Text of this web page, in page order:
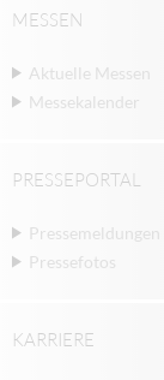
MESSEN
Aktuelle Messen
Messekalender
PRESSEPORTAL
Pressemeldungen
Pressefotos
KARRIERE